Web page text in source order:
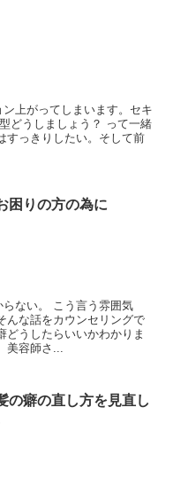
上がってしまいます。セキ
どうしましょう？ って一緒
すっきりしたい。そして前
困りの方の為に
ない。 こう言う雰囲気
んな話をカウンセリングで
どうしたらいいかわかりま
容師さ...
の癖の直し方を見直し